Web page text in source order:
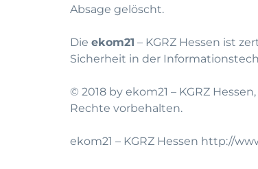
Absage gelöscht.
Die ekom21 – KGRZ Hessen ist
Sicherheit in der
© 2018 by ekom21 – KGRZ
Rechte vorbehalten.
ekom21 – KGRZ Hessen http://